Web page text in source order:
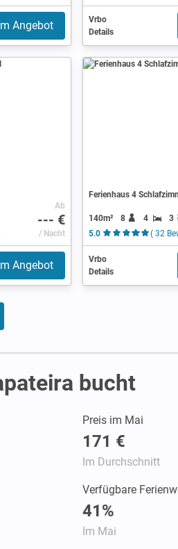
Angebot
Vrbo
Details
Ab
--- €
/ Nacht
Angebot
Ferienhaus 4
140m² 8 4
3
5.0
( 32
Vrbo
Details
bucht
Preis im Mai
171 €
Im Durchschnitt
Verfügbare
41%
Im Mai